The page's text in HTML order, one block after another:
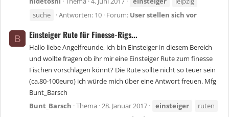
suche
Antworten: 10 Forum: User stellen sich vor
B Einsteiger Rute für Finesse-Rigs...
Hallo liebe Angelfreunde, ich bin Einsteiger in diesem Bereich
und wollte fragen ob ihr mir eine Einsteiger Rute zum finesse
Fischen vorschlagen könnt? Die Rute sollte nicht so teuer sein
(ca.80-100euro) ich würde mich über eine Antwort freuen. Mfg
Bunt_Barsch
Bunt_Barsch Thema 28. Januar 2017 einsteiger
ruten